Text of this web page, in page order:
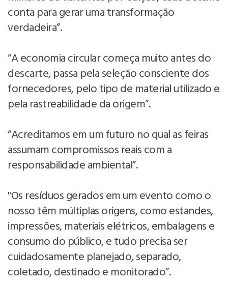
conta para gerar uma transformação
verdadeira”.
“A economia circular começa muito antes do
descarte, passa pela seleção consciente dos
fornecedores, pelo tipo de material utilizado e
pela rastreabilidade da origem”.
“Acreditamos em um futuro no qual as feiras
assumam compromissos reais com a
responsabilidade ambiental”.
"Os resíduos gerados em um evento como o
nosso têm múltiplas origens, como estandes,
impressões, materiais elétricos, embalagens e
consumo do público, e tudo precisa ser
cuidadosamente planejado, separado,
coletado, destinado e monitorado”.